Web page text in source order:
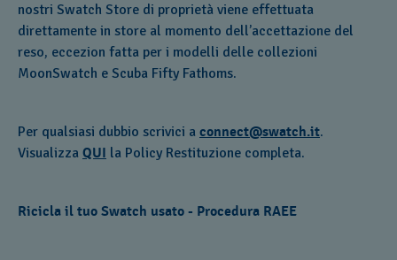
nostri Swatch Store di proprietà viene effettuata
direttamente in store al momento dell’accettazione del
reso, eccezion fatta per i modelli delle collezioni
MoonSwatch e Scuba Fifty Fathoms.
Per qualsiasi dubbio scrivici a connect@swatch.it.
Visualizza QUI la Policy Restituzione completa.
Ricicla il tuo Swatch usato - Procedura RAEE